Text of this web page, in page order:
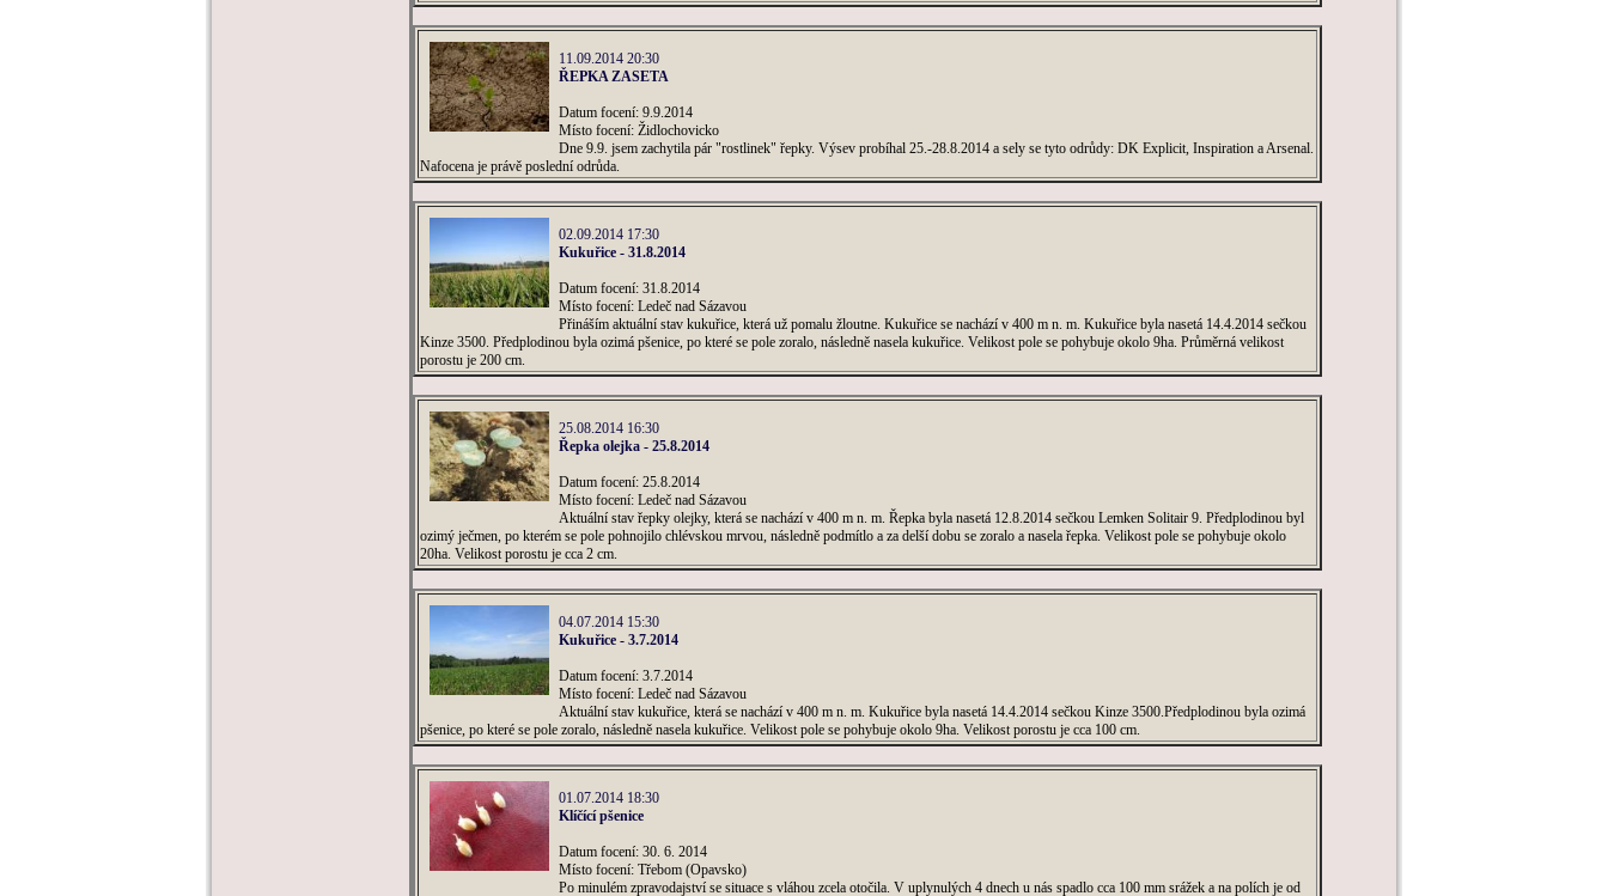
11.09.2014 20:30
ŘEPKA ZASETA
Datum focení: 9.9.2014
Místo focení: Židlochovicko
Dne 9.9. jsem zachytila pár "rostlinek" řepky. Výsev probíhal 25.-28.8.2014 a sely se tyto odrůdy: DK Explicit, Inspiration a Arsenal.
Nafocena je právě poslední odrůda.
02.09.2014 17:30
Kukuřice - 31.8.2014
Datum focení: 31.8.2014
Místo focení: Ledeč nad Sázavou
Přináším aktuální stav kukuřice, která už pomalu žloutne. Kukuřice se nachází v 400 m n. m. Kukuřice byla nasetá 14.4.2014 sečkou
Kinze 3500. Předplodinou byla ozimá pšenice, po které se pole zoralo, následně nasela kukuřice. Velikost pole se pohybuje okolo 9ha. Průměrná velikost
porostu je 200 cm.
25.08.2014 16:30
Řepka olejka - 25.8.2014
Datum focení: 25.8.2014
Místo focení: Ledeč nad Sázavou
Aktuální stav řepky olejky, která se nachází v 400 m n. m. Řepka byla nasetá 12.8.2014 sečkou Lemken Solitair 9. Předplodinou byl
ozimý ječmen, po kterém se pole pohnojilo chlévskou mrvou, následně podmítlo a za delší dobu se zoralo a nasela řepka. Velikost pole se pohybuje okolo
20ha. Velikost porostu je cca 2 cm.
04.07.2014 15:30
Kukuřice - 3.7.2014
Datum focení: 3.7.2014
Místo focení: Ledeč nad Sázavou
Aktuální stav kukuřice, která se nachází v 400 m n. m. Kukuřice byla nasetá 14.4.2014 sečkou Kinze 3500.Předplodinou byla ozimá
pšenice, po které se pole zoralo, následně nasela kukuřice. Velikost pole se pohybuje okolo 9ha. Velikost porostu je cca 100 cm.
01.07.2014 18:30
Klíčící pšenice
Datum focení: 30. 6. 2014
Místo focení: Třebom (Opavsko)
Po minulém zpravodajství se situace s vláhou zcela otočila. V uplynulých 4 dnech u nás spadlo cca 100 mm srážek a na polích je od